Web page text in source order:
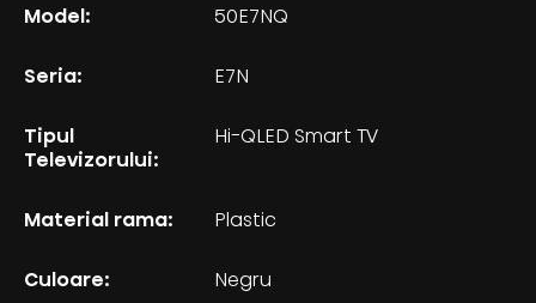
Model: 50E7NQ
Seria: E7N
Tipul
Televizorului:
Hi-QLED Smart TV
Material rama: Plastic
Culoare: Negru